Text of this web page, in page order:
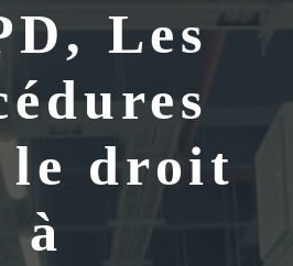
Les
le droit
à